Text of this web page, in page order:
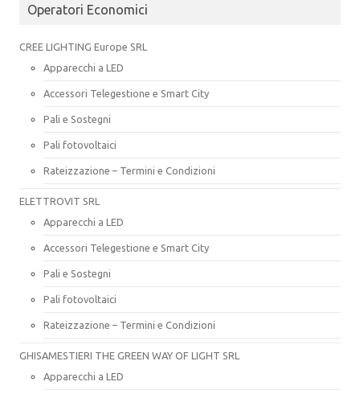
Operatori Economici
CREE LIGHTING Europe SRL
Apparecchi a LED
Accessori Telegestione e Smart City
Pali e Sostegni
Pali fotovoltaici
Rateizzazione – Termini e Condizioni
ELETTROVIT SRL
Apparecchi a LED
Accessori Telegestione e Smart City
Pali e Sostegni
Pali fotovoltaici
Rateizzazione – Termini e Condizioni
GHISAMESTIERI THE GREEN WAY OF LIGHT SRL
Apparecchi a LED